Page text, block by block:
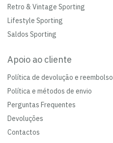
Retro & Vintage Sporting
Lifestyle Sporting
Saldos Sporting
Apoio ao cliente
Política de devolução e reembolso
Política e métodos de envio
Perguntas Frequentes
Devoluções
Contactos